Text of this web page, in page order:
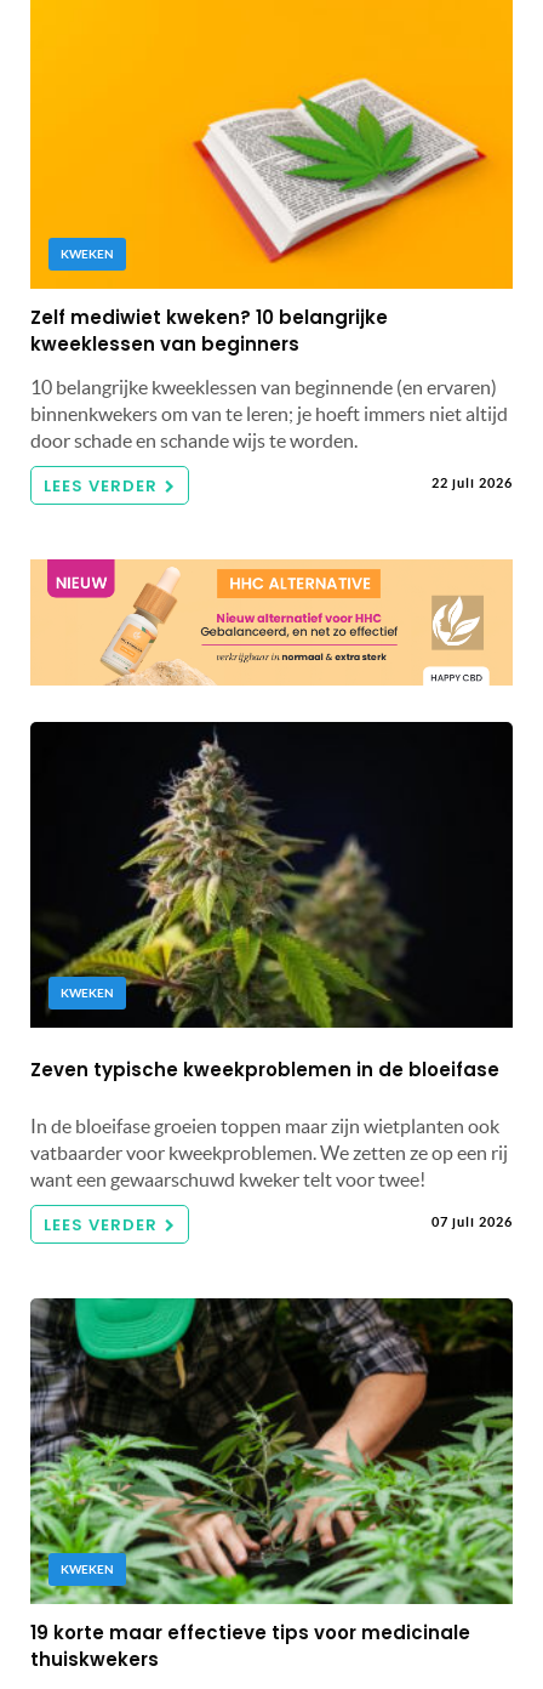
KWEKEN
Zelf mediwiet kweken? 10 belangrijke
kweeklessen van beginners
10 belangrijke kweeklessen van beginnende (en ervaren)
binnenkwekers om van te leren; je hoeft immers niet altijd
door schade en schande wijs te worden.
LEES VERDER 22 juli 2026
KWEKEN
Zeven typische kweekproblemen in de bloeifase
In de bloeifase groeien toppen maar zijn wietplanten ook
vatbaarder voor kweekproblemen. We zetten ze op een rij
want een gewaarschuwd kweker telt voor twee!
LEES VERDER 07 juli 2026
KWEKEN
19 korte maar effectieve tips voor medicinale
thuiskwekers